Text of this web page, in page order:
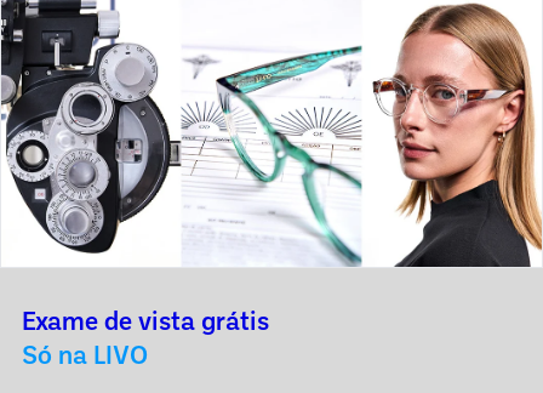
Exame de vista grátis
Só na LIVO